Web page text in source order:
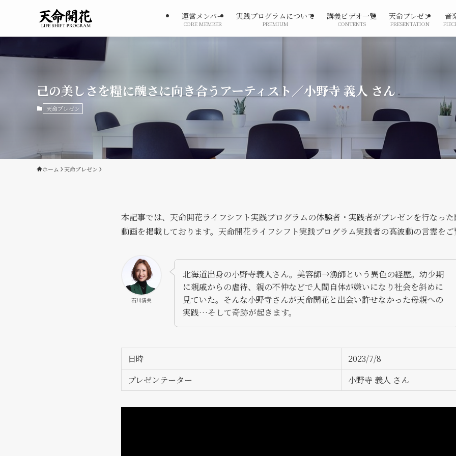
運営メンバー
CORE MEMBER
実践プログラムについて
PREMIUM
講義ビデオ一覧
CONTENTS
天命プレゼン
PRESENTATION
音
己の美しさを糧に醜さに向き合うアーティスト／小野寺 義人 さん
天命プレゼン
ホーム 天命プレゼン
本記事では、天命開花ライフシフト実践プログラムの体験者・実践者がプレゼンを行なっ
動画を掲載しております。天命開花ライフシフト実践プログラム実践者の高波動の言霊をご
石川清美
北海道出身の小野寺義人さん。美容師→漁師という異色の経歴。幼少期
に親戚からの虐待、親の不仲などで人間自体が嫌いになり社会を斜めに
見ていた。そんな小野寺さんが天命開花と出会い許せなかった母親への
実践…そして奇跡が起きます。
日時
2023/7/8
プレゼンテーター
小野寺 義人 さん